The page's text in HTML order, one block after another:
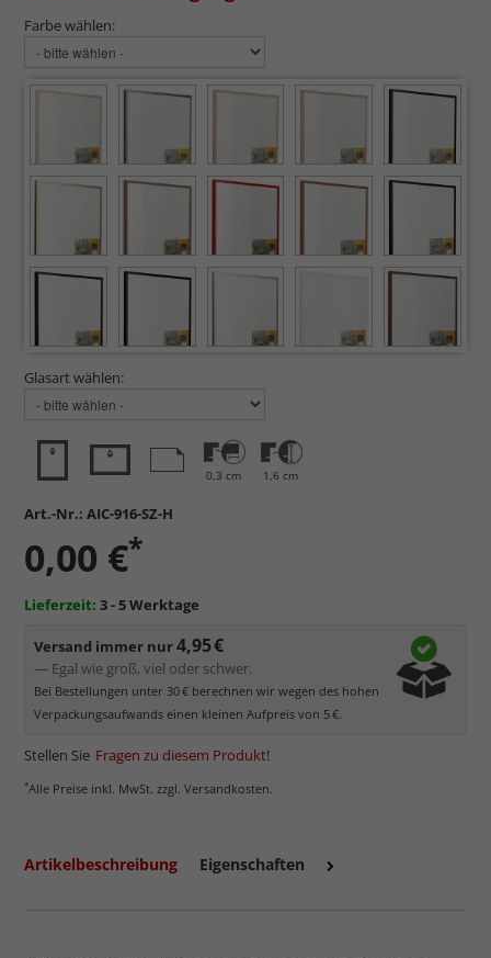
Farbe wählen:
Glasart wählen:
0,3 cm 1,6 cm
Art.-Nr.: AIC-916-SZ-H
0,00 €*
Lieferzeit: 3 - 5 Werktage
Versand immer nur4,95 €
— Egal wie groß, viel oder schwer.
Bei Bestellungen unter 30 € berechnen wir wegen des hohen
Verpackungsaufwands einen kleinen Aufpreis von 5 €.
Stellen Sie Fragen zu diesem Produkt!
*Alle Preise inkl. MwSt. zzgl. Versandkosten.
Artikelbeschreibung Eigenschaften